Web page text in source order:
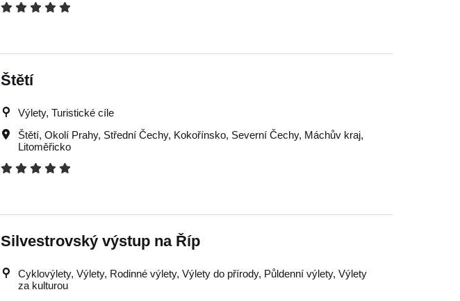
Štětí
Výlety, Turistické cíle
Štětí,Okolí Prahy, Střední Čechy, Kokořínsko, Severní Čechy, Máchův kraj,
Litoměřicko
Silvestrovský výstup na Říp
Cyklovýlety, Výlety, Rodinné výlety, Výlety do přírody, Půldenní výlety, Výlety
za kulturou